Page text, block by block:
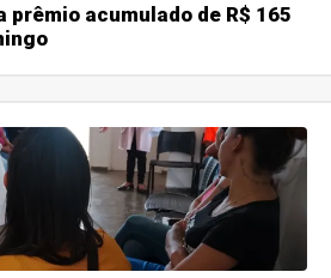
prêmio acumulado de R$ 165